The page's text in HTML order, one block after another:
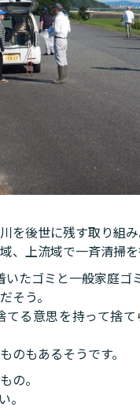
を後世に残す取り組み
、上流域で一斉清掃を
たゴミと一般家庭ゴ
そう。
る意思を持って捨
のもあるそうです。
の。
。